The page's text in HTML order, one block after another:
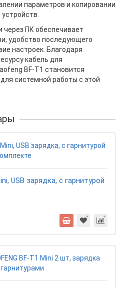
параметров и копировании
через ПК обеспечивает
удобство последующего
настроек. Благодаря
кабель для
BF-T1 становится
системной работы с этой
USB зарядка, с гарнитурой